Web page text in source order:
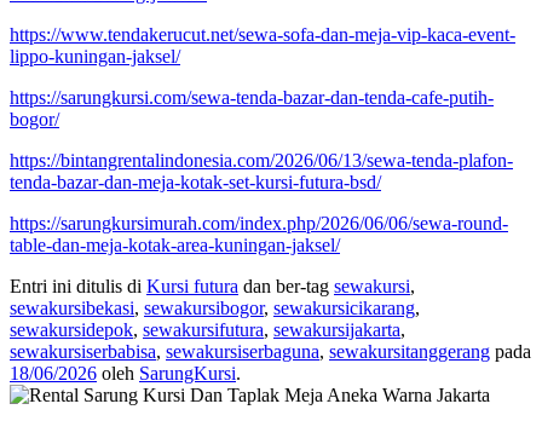
https://www.tendakerucut.net/sewa-sofa-dan-meja-vip-kaca-event-
lippo-kuningan-jaksel/
https://sarungkursi.com/sewa-tenda-bazar-dan-tenda-cafe-putih-
bogor/
https://bintangrentalindonesia.com/2026/06/13/sewa-tenda-plafon-
tenda-bazar-dan-meja-kotak-set-kursi-futura-bsd/
https://sarungkursimurah.com/index.php/2026/06/06/sewa-round-
table-dan-meja-kotak-area-kuningan-jaksel/
Entri ini ditulis di Kursi futura dan ber-tag sewakursi,
sewakursibekasi, sewakursibogor, sewakursicikarang,
sewakursidepok, sewakursifutura, sewakursijakarta,
sewakursiserbabisa, sewakursiserbaguna, sewakursitanggerang pada
18/06/2026 oleh SarungKursi.